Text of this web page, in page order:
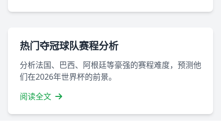
热门夺冠球队赛程分析
分析法国、巴西、阿根廷等豪强的赛程难度，预测他
们在2026年世界杯的前景。
阅读全文